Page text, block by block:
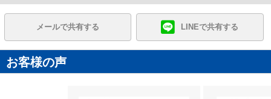
メールで共有する LINEで共有する
お客様の声